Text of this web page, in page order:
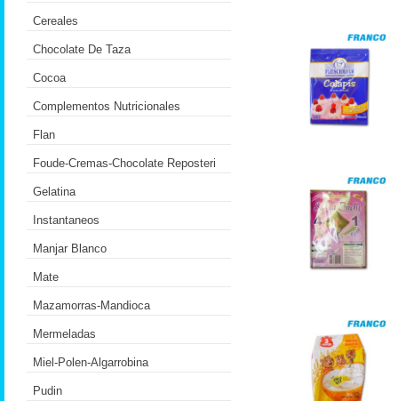
Cereales
Chocolate De Taza
Cocoa
Complementos Nutricionales
Flan
Foude-Cremas-Chocolate Reposteri
Gelatina
Instantaneos
Manjar Blanco
Mate
Mazamorras-Mandioca
Mermeladas
Miel-Polen-Algarrobina
Pudin